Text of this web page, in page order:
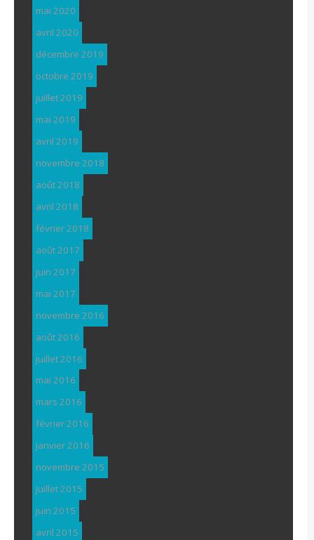
mai 2020
avril 2020
décembre 2019
octobre 2019
juillet 2019
mai 2019
avril 2019
novembre 2018
août 2018
avril 2018
février 2018
août 2017
juin 2017
mai 2017
novembre 2016
août 2016
juillet 2016
mai 2016
mars 2016
février 2016
janvier 2016
novembre 2015
juillet 2015
juin 2015
avril 2015